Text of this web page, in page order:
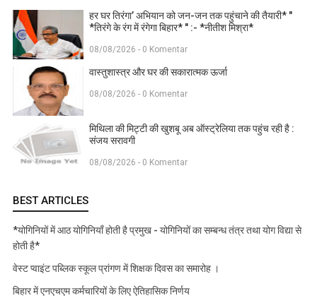
हर घर तिरंगा’ अभियान को जन-जन तक पहुंचाने की तैयारी* "
*तिरंगे के रंग में रंगेगा बिहार* " :- *नीतीश मिश्रा*
08/08/2026 - 0 Komentar
वास्तुशास्त्र और घर की सकारात्मक ऊर्जा
08/08/2026 - 0 Komentar
मिथिला की मिट्टी की खुशबू अब ऑस्ट्रेलिया तक पहुंच रही है :
संजय सरावगी
08/08/2026 - 0 Komentar
BEST ARTICLES
*योगिनियों में आठ योगिनियाँ होती है प्रमुख - योगिनियों का सम्बन्ध तंत्र तथा योग विद्या से
होती है*
वेस्ट प्वाइंट पब्लिक स्कूल प्रांगण में शिक्षक दिवस का समारोह ।
बिहार में एनएचएम कर्मचारियों के लिए ऐतिहासिक निर्णय